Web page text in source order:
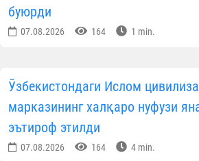
буюрди
07.08.2026 164 1 min.
Ўзбекистондаги Ислом
марказининг халқаро нуфузи
эътироф этилди
07.08.2026 164 4 min.